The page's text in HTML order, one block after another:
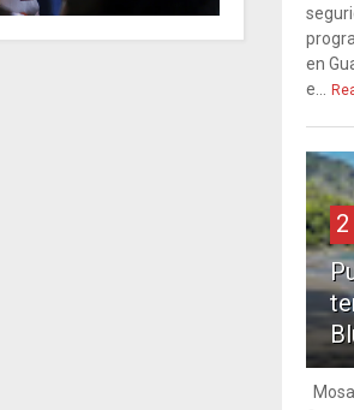
en
e...
2